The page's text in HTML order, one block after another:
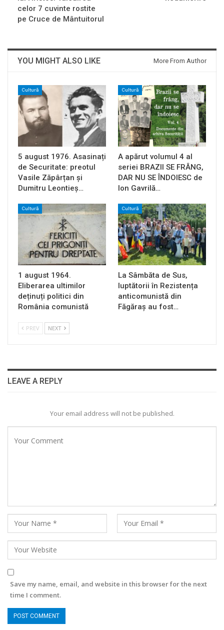
celor 7 cuvinte rostite
pe Cruce de Mântuitorul
YOU MIGHT ALSO LIKE More From Author
Cultură
5 august 1976. Asasinați
de Securitate: preotul
Vasile Zăpârțan și
Dumitru Leontieș…
Cultură
A apărut volumul 4 al
seriei BRAZII SE FRÂNG,
DAR NU SE ÎNDOIESC de
Ion Gavrilă…
Cultură
1 august 1964.
Eliberarea ultimilor
deținuți politici din
România comunistă
Cultură
La Sâmbăta de Sus,
luptătorii în Rezistența
anticomunistă din
Făgăraș au fost…
PREV NEXT
LEAVE A REPLY
Your email address will not be published.
Save my name, email, and website in this browser for the next
time I comment.